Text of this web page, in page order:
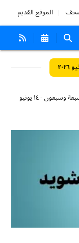
الموقع القديم